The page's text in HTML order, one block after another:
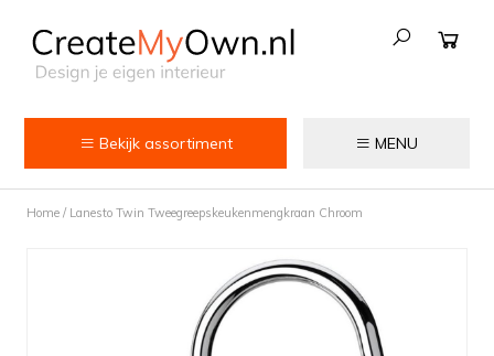
Bekijk assortiment MENU
Home/ Lanesto Twin Tweegreepskeukenmengkraan Chroom